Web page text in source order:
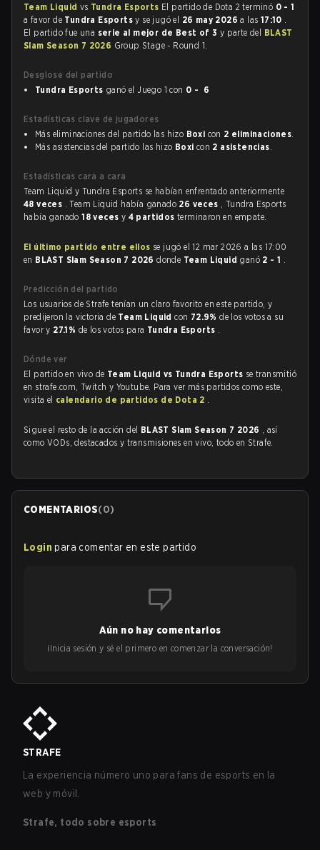
Team Liquid vs Tundra Esports El partido de Dota 2 terminó 0 - 1
a favor de Tundra Esportsy se jugó el 26 may 2026a las 17:10 .
El partido fue una serie al mejor de Best of 3 y parte del BLAST
Slam Season 7 2026 Group Stage - Round 1.
Desglose del partido
Tundra Esports ganó el Juego 1 con 0 - 6
Estadísticas clave de jugadores
Más eliminaciones del partido las hizo Boxi con 2 eliminaciones.
Más asistencias del partido las hizo Boxi con 2 asistencias.
Estadísticas cara a cara
Team Liquid y Tundra Esports se habían enfrentado anteriormente
48 veces . Team Liquid había ganado 26 veces , Tundra Esports
había ganado18 veces y 4 partidosterminaron en empate.
El último partido entre ellos se jugó el 12 mar 2026 a las 17:00
en BLAST Slam Season 7 2026donde Team Liquid ganó 2 - 1 .
Predicción del partido
Los usuarios de Strafe tenían un claro favorito en este partido, y
predijeron la victoria de Team Liquidcon 72.9%de los votos a su
favor y 27.1% de los votos para Tundra Esports .
Dónde ver
El partido en vivo de Team Liquid vs Tundra Esports se transmitió
en strafe.com, Twitch y Youtube. Para ver más partidos como este,
visita el calendario de partidos de Dota 2 .
Sigue el resto de la acción del BLAST Slam Season 7 2026 , así
como VODs, destacados y transmisiones en vivo, todo en Strafe.
COMENTARIOS(0)
Login para comentar en este partido
Aún no hay comentarios
¡Inicia sesión y sé el primero en comenzar la conversación!
STRAFE
La experiencia número uno para fans de esports en la
web y móvil.
Strafe, todo sobre esports